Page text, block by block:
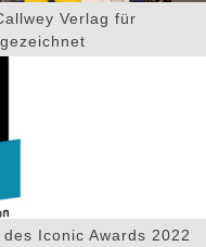
Verlag für
Iconic Awards 2022